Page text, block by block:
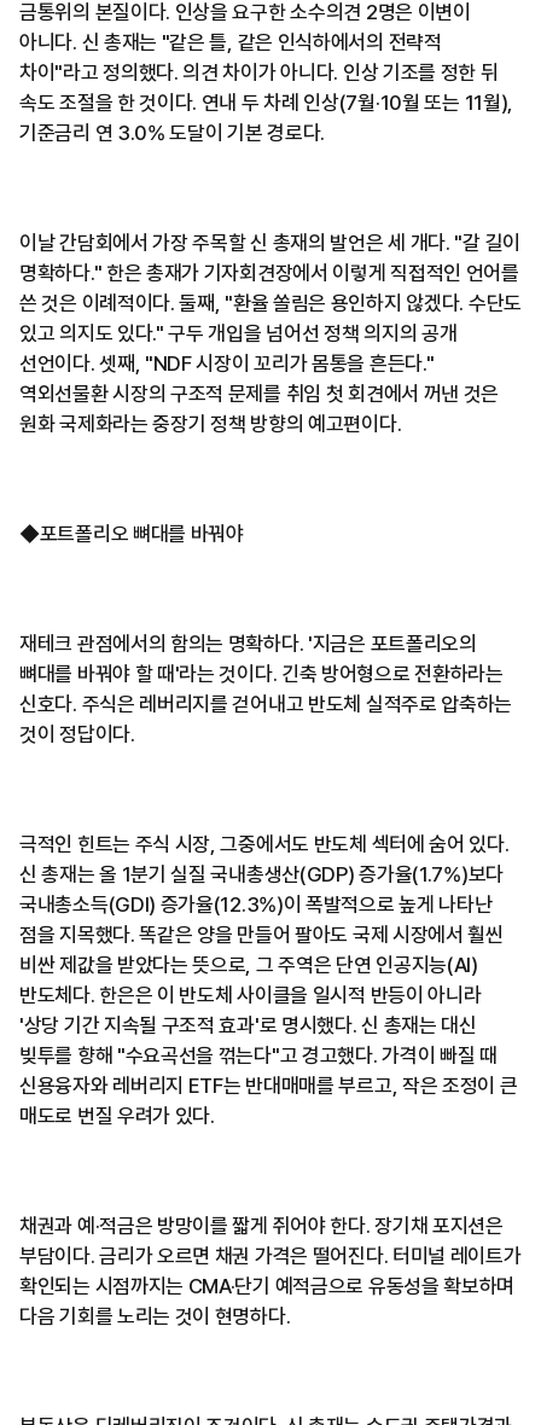
금통위의 본질이다. 인상을 요구한 소수의견 2명은 이변이
아니다. 신 총재는 "같은 틀, 같은 인식하에서의 전략적
차이"라고 정의했다. 의견 차이가 아니다. 인상 기조를 정한 뒤
속도 조절을 한 것이다. 연내 두 차례 인상(7월·10월 또는 11월),
기준금리 연 3.0% 도달이 기본 경로다.
이날 간담회에서 가장 주목할 신 총재의 발언은 세 개다. "갈 길이
명확하다." 한은 총재가 기자회견장에서 이렇게 직접적인 언어를
쓴 것은 이례적이다. 둘째, "환율 쏠림은 용인하지 않겠다. 수단도
있고 의지도 있다." 구두 개입을 넘어선 정책 의지의 공개
선언이다. 셋째, "NDF 시장이 꼬리가 몸통을 흔든다."
역외선물환 시장의 구조적 문제를 취임 첫 회견에서 꺼낸 것은
원화 국제화라는 중장기 정책 방향의 예고편이다.
◆포트폴리오 뼈대를 바꿔야
재테크 관점에서의 함의는 명확하다. '지금은 포트폴리오의
뼈대를 바꿔야 할 때'라는 것이다. 긴축 방어형으로 전환하라는
신호다. 주식은 레버리지를 걷어내고 반도체 실적주로 압축하는
것이 정답이다.
극적인 힌트는 주식 시장, 그중에서도 반도체 섹터에 숨어 있다.
신 총재는 올 1분기 실질 국내총생산(GDP) 증가율(1.7%)보다
국내총소득(GDI) 증가율(12.3%)이 폭발적으로 높게 나타난
점을 지목했다. 똑같은 양을 만들어 팔아도 국제 시장에서 훨씬
비싼 제값을 받았다는 뜻으로, 그 주역은 단연 인공지능(AI)
반도체다. 한은은 이 반도체 사이클을 일시적 반등이 아니라
'상당 기간 지속될 구조적 효과'로 명시했다. 신 총재는 대신
빚투를 향해 "수요곡선을 꺾는다"고 경고했다. 가격이 빠질 때
신용융자와 레버리지 ETF는 반대매매를 부르고, 작은 조정이 큰
매도로 번질 우려가 있다.
채권과 예·적금은 방망이를 짧게 쥐어야 한다. 장기채 포지션은
부담이다. 금리가 오르면 채권 가격은 떨어진다. 터미널 레이트가
확인되는 시점까지는 CMA·단기 예적금으로 유동성을 확보하며
다음 기회를 노리는 것이 현명하다.